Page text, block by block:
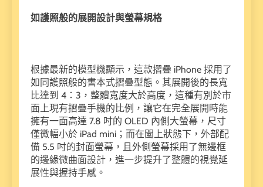
如護照般的展開設計與螢幕規格
根據最新的模型機顯示，這款摺疊 iPhone 採用了
如同護照般的書本式摺疊型態。其展開後的長寬
比達到 4：3，整體寬度大於高度，這種有別於市
面上現有摺疊手機的比例，讓它在完全展開時能
擁有一面高達 7.8 吋的 OLED 內側大螢幕，尺寸
僅微幅小於 iPad mini；而在闔上狀態下，外部配
備 5.5 吋的封面螢幕，且外側螢幕採用了無邊框
的邊緣微曲面設計，進一步提升了整體的視覺延
展性與握持手感。